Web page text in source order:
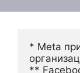
* Meta
**